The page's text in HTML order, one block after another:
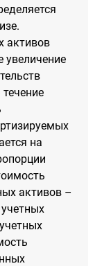
активов
увеличение
на
активов –